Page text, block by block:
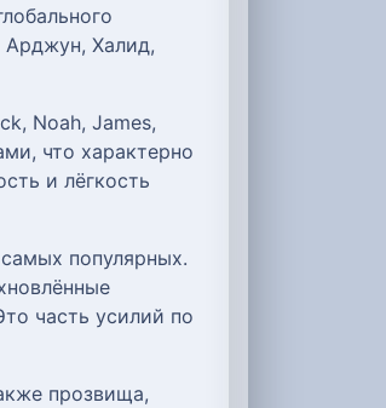
Халид,
Noah, James,
что характерно
и лёгкость
популярных.
часть усилий по
прозвища,